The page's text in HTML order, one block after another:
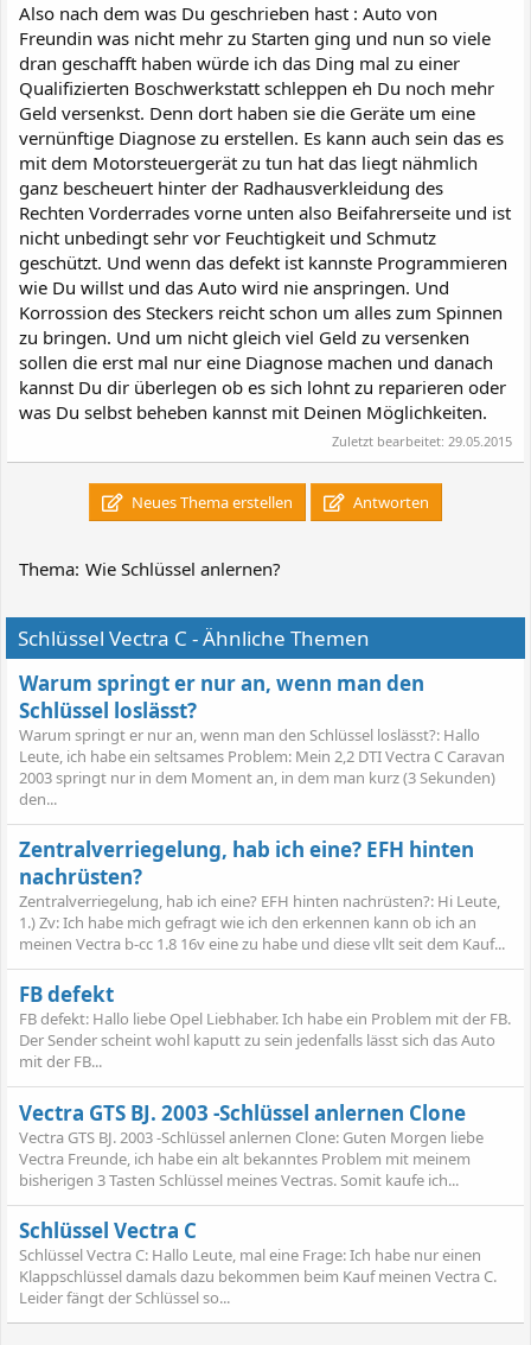
Also nach dem was Du geschrieben hast : Auto von
Freundin was nicht mehr zu Starten ging und nun so viele
dran geschafft haben würde ich das Ding mal zu einer
Qualifizierten Boschwerkstatt schleppen eh Du noch mehr
Geld versenkst. Denn dort haben sie die Geräte um eine
vernünftige Diagnose zu erstellen. Es kann auch sein das es
mit dem Motorsteuergerät zu tun hat das liegt nähmlich
ganz bescheuert hinter der Radhausverkleidung des
Rechten Vorderrades vorne unten also Beifahrerseite und ist
nicht unbedingt sehr vor Feuchtigkeit und Schmutz
geschützt. Und wenn das defekt ist kannste Programmieren
wie Du willst und das Auto wird nie anspringen. Und
Korrossion des Steckers reicht schon um alles zum Spinnen
zu bringen. Und um nicht gleich viel Geld zu versenken
sollen die erst mal nur eine Diagnose machen und danach
kannst Du dir überlegen ob es sich lohnt zu reparieren oder
was Du selbst beheben kannst mit Deinen Möglichkeiten.
Zuletzt bearbeitet: 29.05.2015
Neues Thema erstellen Antworten
Thema: Wie Schlüssel anlernen?
Schlüssel Vectra C - Ähnliche Themen
Warum springt er nur an, wenn man den
Schlüssel loslässt?
Warum springt er nur an, wenn man den Schlüssel loslässt?: Hallo
Leute, ich habe ein seltsames Problem: Mein 2,2 DTI Vectra C Caravan
2003 springt nur in dem Moment an, in dem man kurz (3 Sekunden)
den...
Zentralverriegelung, hab ich eine? EFH hinten
nachrüsten?
Zentralverriegelung, hab ich eine? EFH hinten nachrüsten?: Hi Leute,
1.) Zv: Ich habe mich gefragt wie ich den erkennen kann ob ich an
meinen Vectra b-cc 1.8 16v eine zu habe und diese vllt seit dem Kauf...
FB defekt
FB defekt: Hallo liebe Opel Liebhaber. Ich habe ein Problem mit der FB.
Der Sender scheint wohl kaputt zu sein jedenfalls lässt sich das Auto
mit der FB...
Vectra GTS BJ. 2003 -Schlüssel anlernen Clone
Vectra GTS BJ. 2003 -Schlüssel anlernen Clone: Guten Morgen liebe
Vectra Freunde, ich habe ein alt bekanntes Problem mit meinem
bisherigen 3 Tasten Schlüssel meines Vectras. Somit kaufe ich...
Schlüssel Vectra C
Schlüssel Vectra C: Hallo Leute, mal eine Frage: Ich habe nur einen
Klappschlüssel damals dazu bekommen beim Kauf meinen Vectra C.
Leider fängt der Schlüssel so...